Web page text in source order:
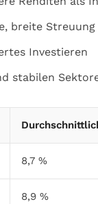
breite Streuung
Investieren
stabilen
8,7 %
8,9 %